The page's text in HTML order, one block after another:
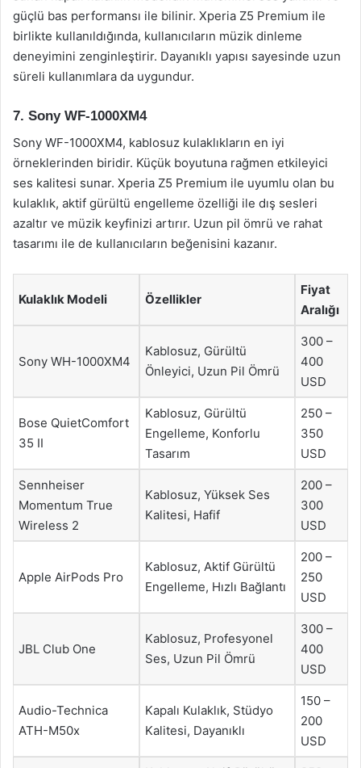
güçlü bas performansı ile bilinir. Xperia Z5 Premium ile
birlikte kullanıldığında, kullanıcıların müzik dinleme
deneyimini zenginleştirir. Dayanıklı yapısı sayesinde uzun
süreli kullanımlara da uygundur.
7. Sony WF-1000XM4
Sony WF-1000XM4, kablosuz kulaklıkların en iyi
örneklerinden biridir. Küçük boyutuna rağmen etkileyici
ses kalitesi sunar. Xperia Z5 Premium ile uyumlu olan bu
kulaklık, aktif gürültü engelleme özelliği ile dış sesleri
azaltır ve müzik keyfinizi artırır. Uzun pil ömrü ve rahat
tasarımı ile de kullanıcıların beğenisini kazanır.
Kulaklık Modeli Özellikler
Fiyat
Aralığı
Sony WH-1000XM4
Kablosuz, Gürültü
Önleyici, Uzun Pil Ömrü
300 –
400
USD
Bose QuietComfort
35 II
Kablosuz, Gürültü
Engelleme, Konforlu
Tasarım
250 –
350
USD
Sennheiser
Momentum True
Wireless 2
Kablosuz, Yüksek Ses
Kalitesi, Hafif
200 –
300
USD
Apple AirPods Pro
Kablosuz, Aktif Gürültü
Engelleme, Hızlı Bağlantı
200 –
250
USD
JBL Club One
Kablosuz, Profesyonel
Ses, Uzun Pil Ömrü
300 –
400
USD
Audio-Technica
ATH-M50x
Kapalı Kulaklık, Stüdyo
Kalitesi, Dayanıklı
150 –
200
USD